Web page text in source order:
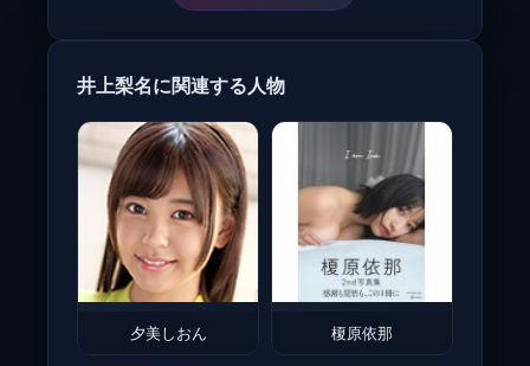
井上梨名に関連する人物
夕美しおん 榎原依那